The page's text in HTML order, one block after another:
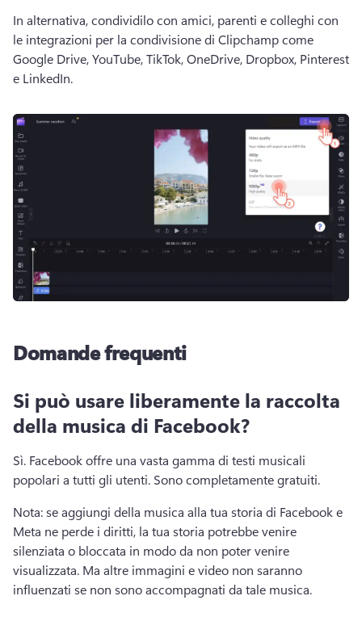
In alternativa, condividilo con amici, parenti e colleghi con
le integrazioni per la condivisione di Clipchamp come
Google Drive, YouTube, TikTok, OneDrive, Dropbox, Pinterest
e LinkedIn.
Domande frequenti
Si può usare liberamente la raccolta
della musica di Facebook?
Sì. Facebook offre una vasta gamma di testi musicali
popolari a tutti gli utenti. Sono completamente gratuiti.
Nota: se aggiungi della musica alla tua storia di Facebook e
Meta ne perde i diritti, la tua storia potrebbe venire
silenziata o bloccata in modo da non poter venire
visualizzata. Ma altre immagini e video non saranno
influenzati se non sono accompagnati da tale musica.